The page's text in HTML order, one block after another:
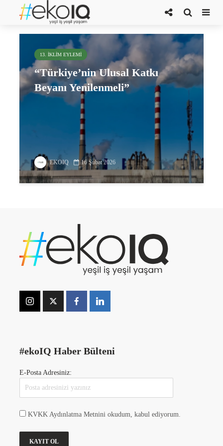
iklim değişikliğine uyum hedefleri
13. İKLIM EYLEMI
“Türkiye’nin Ulusal Katkı
Beyanı Yenilenmeli”
EKOIQ 16 Şubat 2026
#ekoIQ Haber Bülteni
E-Posta Adresiniz:
KVKK Aydınlatma Metnini okudum, kabul ediyorum.